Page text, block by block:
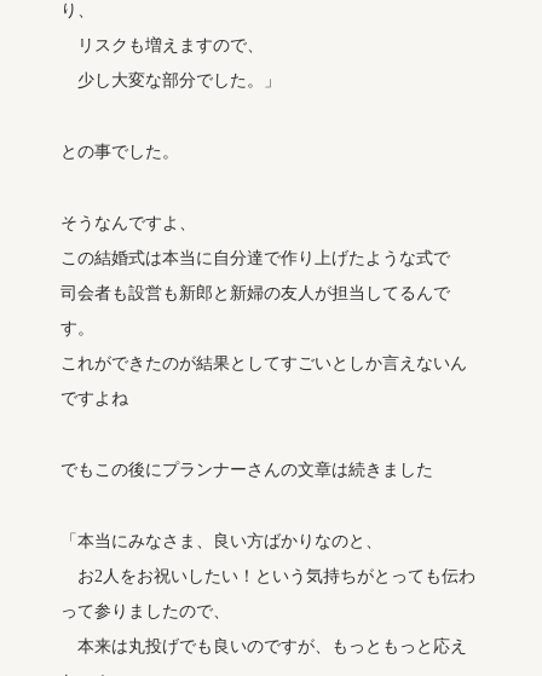
り、
リスクも増えますので、
少し大変な部分でした。」
との事でした。
そうなんですよ、
この結婚式は本当に自分達で作り上げたような式で
司会者も設営も新郎と新婦の友人が担当してるんで
す。
これができたのが結果としてすごいとしか言えないん
ですよね
でもこの後にプランナーさんの文章は続きました
「本当にみなさま、良い方ばかりなのと、
お2人をお祝いしたい！という気持ちがとっても伝わ
って参りましたので、
本来は丸投げでも良いのですが、もっともっと応え